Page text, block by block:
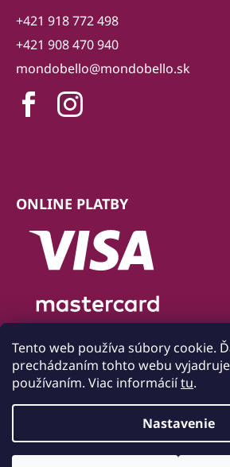
Tento web používa súbory cookie.
prechádzaním tohto webu
používaním. Viac informáciítu.
Nastavenie
+421 918 772 498
+421 908 470 940
mondobello@mondobello.sk
ONLINE PLATBY
Vytvoril